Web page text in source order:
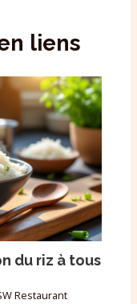
liens
du riz à tous
Restaurant